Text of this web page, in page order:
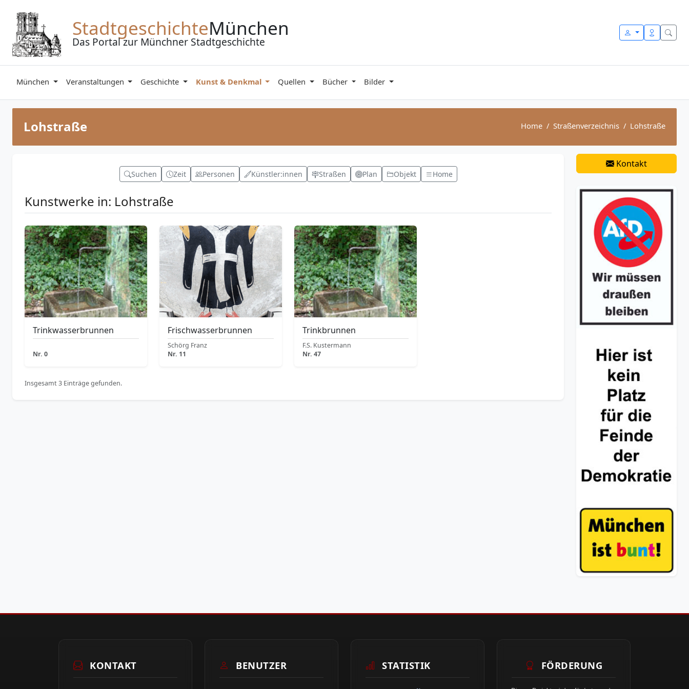
StadtgeschichteMünchen
Das Portal zur Münchner Stadtgeschichte
München Veranstaltungen Geschichte Kunst & Denkmal Quellen Bücher Bilder
Lohstraße Home Straßenverzeichnis Lohstraße
Suchen Zeit Personen Künstler:innen Straßen Plan Objekt Home
Kunstwerke in: Lohstraße
Trinkwasserbrunnen
Nr. 0
Frischwasserbrunnen
Schörg Franz
Nr. 11
Trinkbrunnen
F.S. Kustermann
Nr. 47
Insgesamt 3 Einträge gefunden.
Kontakt
KONTAKT BENUTZER STATISTIK FÖRDERUNG